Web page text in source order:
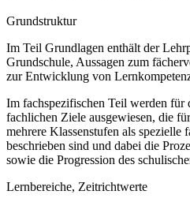
Grundstruktur
Im Teil Grundlagen enthält der
Grundschule, Aussagen zum
zur Entwicklung von
Im fachspezifischen Teil werden für
fachlichen Ziele ausgewiesen, die
mehrere Klassenstufen als
beschrieben sind und dabei die
sowie die Progression des
Lernbereiche, Zeitrichtwerte